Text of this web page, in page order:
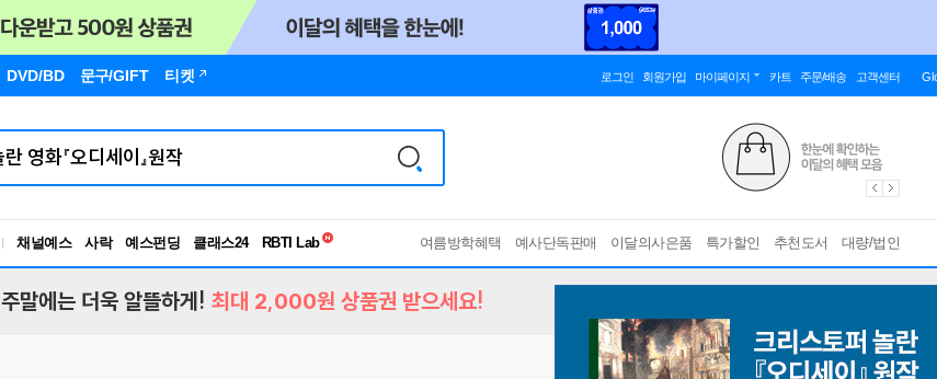
DVD/BD 문구/GIFT 티켓 로그인 회원가입 마이페이지 카트 주문/배송 고객센터
채널예스 사락 예스펀딩 클래스24
독서유형검사
여름방학혜택 예사단독판매 이달의사은품 특가할인 추천도서 대량/법인
주말에는 더욱 알뜰하게! 최대 2,000원 상품권 받으세요!